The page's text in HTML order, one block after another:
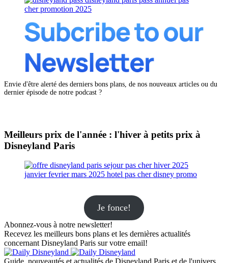
Envie d'être alerté des derniers bons plans, de nos nouveaux articles ou du
dernier épisode de notre podcast ?
Meilleurs prix de l'année : l'hiver à petits prix à
Disneyland Paris
Je fonce!
Abonnez-vous à notre newsletter!
Recevez les meilleurs bons plans et les dernières actualités
concernant Disneyland Paris sur votre email!